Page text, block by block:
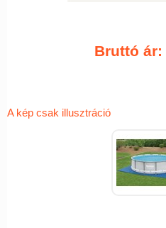
Bruttó ár:
A kép csak illusztráció